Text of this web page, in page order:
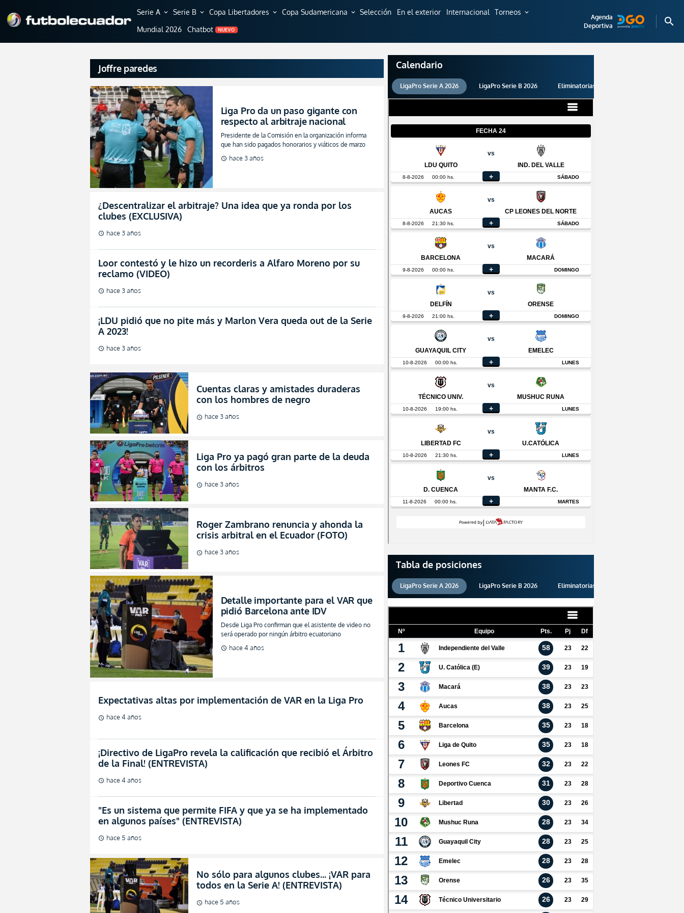
Serie A expand_more Serie B expand_more Copa Libertadores expand_more Copa Sudamericana expand_more Selección En el exterior Internacional Torneos expand_more
Mundial 2026 Chatbot NUEVO
Agenda
Deportiva
search
Joffre paredes
Liga Pro da un paso gigante con
respecto al arbitraje nacional
Presidente de la Comisión en la organización informa
que han sido pagados honorarios y viáticos de marzo
schedule hace 3 años
¿Descentralizar el arbitraje? Una idea que ya ronda por los
clubes (EXCLUSIVA)
schedule hace 3 años
Loor contestó y le hizo un recorderis a Alfaro Moreno por su
reclamo (VIDEO)
schedule hace 3 años
¡LDU pidió que no pite más y Marlon Vera queda out de la Serie
A 2023!
schedule hace 3 años
Cuentas claras y amistades duraderas
con los hombres de negro
schedule hace 3 años
Liga Pro ya pagó gran parte de la deuda
con los árbitros
schedule hace 3 años
Roger Zambrano renuncia y ahonda la
crisis arbitral en el Ecuador (FOTO)
schedule hace 3 años
Detalle importante para el VAR que
pidió Barcelona ante IDV
Desde Liga Pro confirman que el asistente de video no
será operado por ningún árbitro ecuatoriano
schedule hace 4 años
Expectativas altas por implementación de VAR en la Liga Pro
schedule hace 4 años
¡Directivo de LigaPro revela la calificación que recibió el Árbitro
de la Final! (ENTREVISTA)
schedule hace 4 años
"Es un sistema que permite FIFA y que ya se ha implementado
en algunos países" (ENTREVISTA)
schedule hace 5 años
No sólo para algunos clubes… ¡VAR para
todos en la Serie A! (ENTREVISTA)
schedule hace 5 años
Calendario
LigaPro Serie A 2026 LigaPro Serie B 2026 Eliminatorias 2026
Tabla de posiciones
LigaPro Serie A 2026 LigaPro Serie B 2026 Eliminatorias 2026